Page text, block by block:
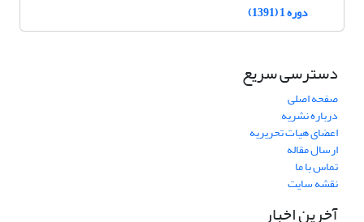
دوره 1 (1391)
دسترسی سریع
صفحه اصلی
درباره نشریه
اعضای هیات تحریریه
ارسال مقاله
تماس با ما
نقشه سایت
آخرین اخبار